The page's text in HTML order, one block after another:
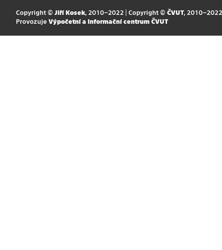
Copyright © Jiří Kosek, 2010–2022 | Copyright © ČVUT, 2010–2022
Provozuje Výpočetní a informační centrum ČVUT